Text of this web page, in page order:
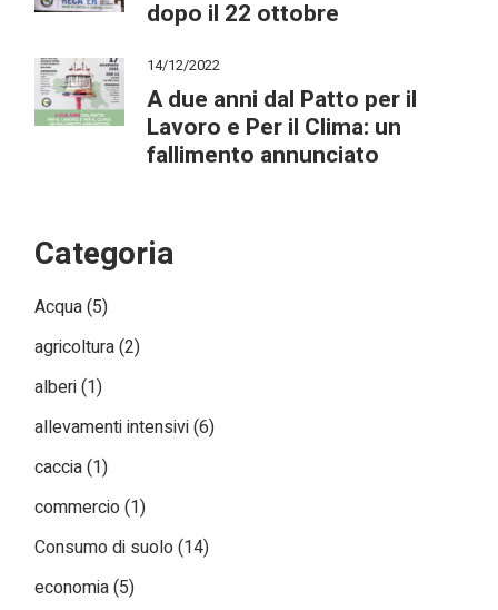
dopo il 22 ottobre
14/12/2022
A due anni dal Patto per il
Lavoro e Per il Clima: un
fallimento annunciato
Categoria
Acqua(5)
agricoltura(2)
alberi(1)
allevamenti intensivi(6)
caccia(1)
commercio(1)
Consumo di suolo(14)
economia(5)